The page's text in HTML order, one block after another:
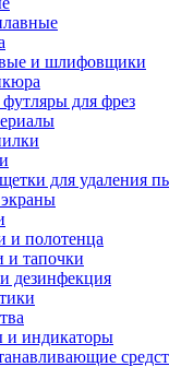
и шлифовщики
для фрез
для удаления
и полотенца
тапочки
дезинфекция
и индикаторы